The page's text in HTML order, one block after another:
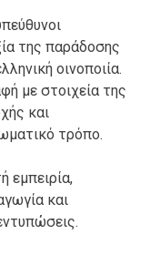
της παράδοσης
οινοποιία.
με στοιχεία της
και
τρόπο.
εμπειρία,
και